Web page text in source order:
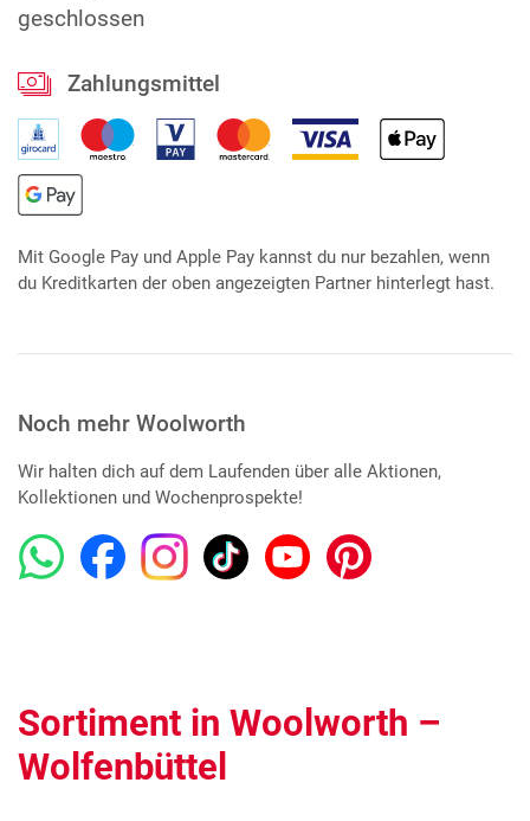
geschlossen
Zahlungsmittel
Mit Google Pay und Apple Pay kannst du nur bezahlen, wenn
du Kreditkarten der oben angezeigten Partner hinterlegt hast.
Noch mehr Woolworth
Wir halten dich auf dem Laufenden über alle Aktionen,
Kollektionen und Wochenprospekte!
Sortiment in Woolworth –
Wolfenbüttel